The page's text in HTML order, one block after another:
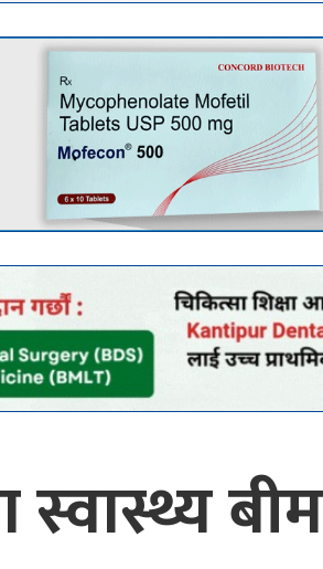
स्वास्थ्य